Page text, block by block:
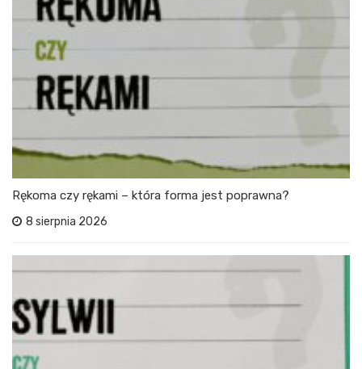
Rękoma czy rękami – która forma jest poprawna?
8 sierpnia 2026